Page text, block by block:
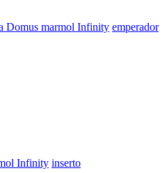
emperador
inserto